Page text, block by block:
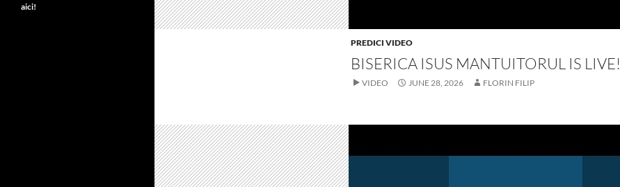
PREDICI VIDEO
BISERICA ISUS MANTUITORUL IS LIVE!
VIDEO JUNE 28, 2026 FLORIN FILIP
aici!